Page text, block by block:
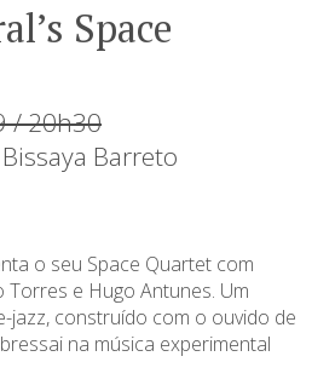
Space
/ 20h30
Barreto
o seu Space Quartet com
e Hugo Antunes. Um
jazz, construído com o ouvido de
na música experimental